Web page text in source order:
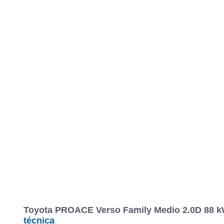
Toyota PROACE Verso Family Medio 2.0D 88